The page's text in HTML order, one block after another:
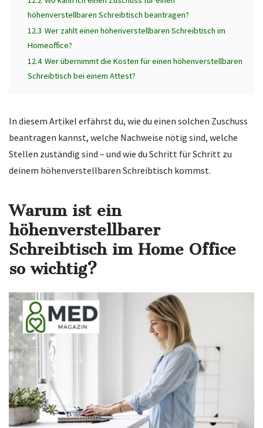
höhenverstellbaren Schreibtisch beantragen?
12.3 Wer zahlt einen höhenverstellbaren Schreibtisch im
Homeoffice?
12.4 Wer übernimmt die Kosten für einen höhenverstellbaren
Schreibtisch bei einem Attest?
In diesem Artikel erfährst du, wie du einen solchen Zuschuss
beantragen kannst, welche Nachweise nötig sind, welche
Stellen zuständig sind – und wie du Schritt für Schritt zu
deinem höhenverstellbaren Schreibtisch kommst.
Warum ist ein
höhenverstellbarer
Schreibtisch im Home Office
so wichtig?